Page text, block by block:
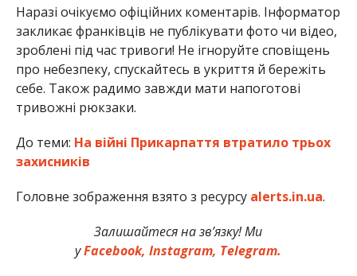
Наразі очікуємо офіційних коментарів. Інформатор
закликає франківців не публікувати фото чи відео,
зроблені під час тривоги! Не ігноруйте сповіщень
про небезпеку, спускайтесь в укриття й бережіть
себе. Також радимо завжди мати напоготові
тривожні рюкзаки.
До теми: На війні Прикарпаття втратило трьох
захисників
Головне зображення взято з ресурсу alerts.in.ua.
Залишайтеся на зв’язку! Ми
уFacebook, Instagram, Telegram.